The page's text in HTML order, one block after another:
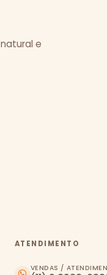
e
ATENDIMENTO
VENDAS /